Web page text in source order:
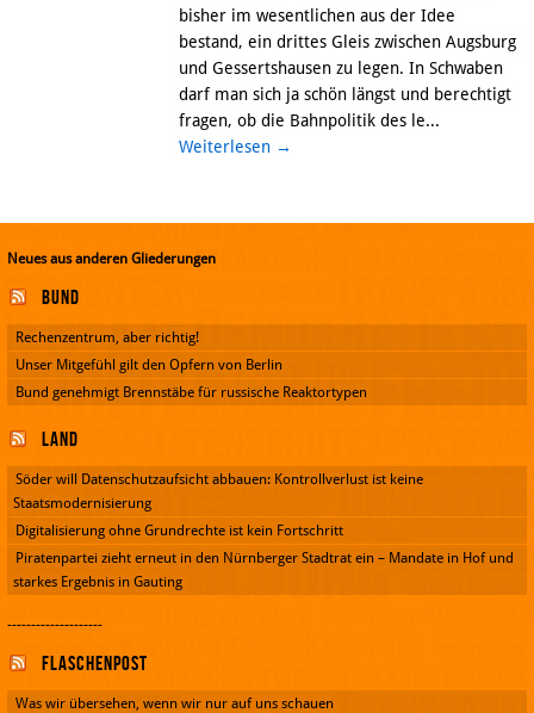
bisher im wesentlichen aus der Idee
bestand, ein drittes Gleis zwischen Augsburg
und Gessertshausen zu legen. In Schwaben
darf man sich ja schön längst und berechtigt
fragen, ob die Bahnpolitik des le...
Weiterlesen →
Neues aus anderen Gliederungen
Bund
Rechenzentrum, aber richtig!
Unser Mitgefühl gilt den Opfern von Berlin
Bund genehmigt Brennstäbe für russische Reaktortypen
Land
Söder will Datenschutzaufsicht abbauen: Kontrollverlust ist keine
Staatsmodernisierung
Digitalisierung ohne Grundrechte ist kein Fortschritt
Piratenpartei zieht erneut in den Nürnberger Stadtrat ein – Mandate in Hof und
starkes Ergebnis in Gauting
--------------------
Flaschenpost
Was wir übersehen, wenn wir nur auf uns schauen